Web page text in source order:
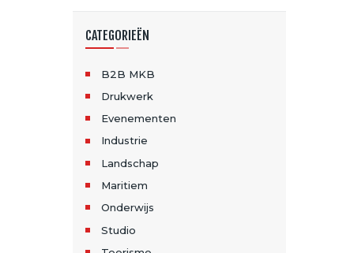
CATEGORIEËN
B2B MKB
Drukwerk
Evenementen
Industrie
Landschap
Maritiem
Onderwijs
Studio